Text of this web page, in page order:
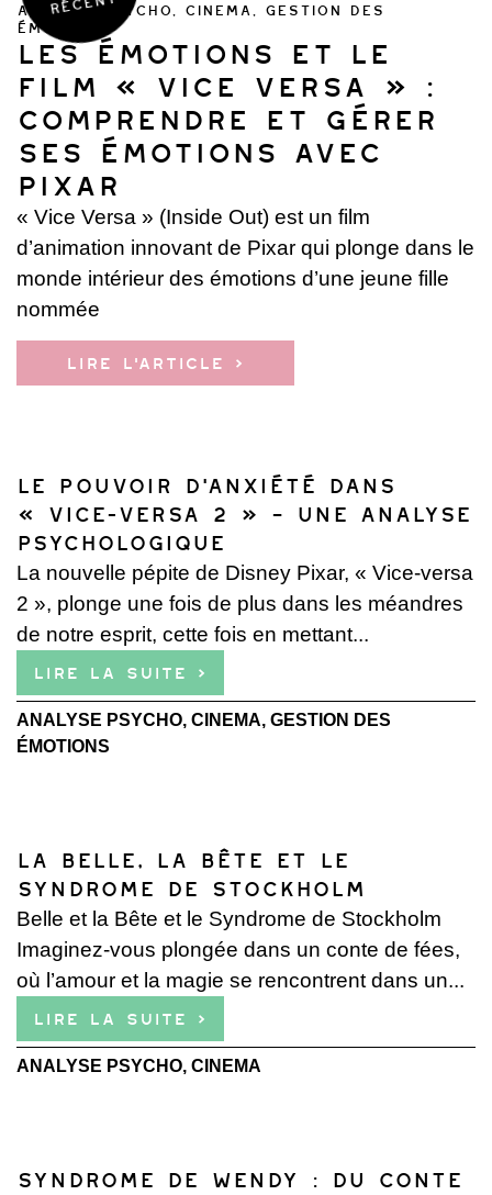
ANALYSE PSYCHO, CINEMA, GESTION DES
ÉMOTIONS
Les émotions et le
film « Vice Versa » :
Comprendre et gérer
ses émotions avec
Pixar
« Vice Versa » (Inside Out) est un film
d’animation innovant de Pixar qui plonge dans le
monde intérieur des émotions d’une jeune fille
nommée
Lire l'article ›
Le Pouvoir d’Anxiété dans
« Vice-versa 2 » – Une Analyse
Psychologique
La nouvelle pépite de Disney Pixar, « Vice-versa
2 », plonge une fois de plus dans les méandres
de notre esprit, cette fois en mettant...
Lire la suite ›
ANALYSE PSYCHO, CINEMA, GESTION DES
ÉMOTIONS
La Belle, la Bête et le
Syndrome de Stockholm
Belle et la Bête et le Syndrome de Stockholm
Imaginez-vous plongée dans un conte de fées,
où l’amour et la magie se rencontrent dans un...
Lire la suite ›
ANALYSE PSYCHO, CINEMA
Syndrome de Wendy : Du Conte